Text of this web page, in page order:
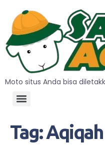
Moto situs Anda bisa
Tag: